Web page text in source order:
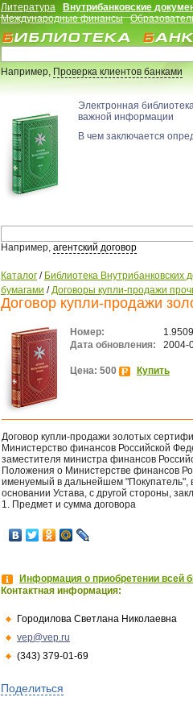
Литература Внутрибанковские
Международные финансы
Например,Проверка клиентов банками
Электронная
важной информации
В чем заключается
Например, агентский договор
Каталог / Библиотека Внутрибанковских
бумагами /Договоры купли-продажи
Договор купли-продажи
Номер:
1.9509
Дата обновления:
2004-
Цена: 500 Купить
Договор купли-продажи золотых
Министерство финансов Российской
заместителя министра финансов
Положения о Министерстве финансов
именуемый в дальнейшем "Покупатель",
основании Устава, с другой стороны,
1. Предмет и сумма договора
Информация о приобретении всей
Контактная информация:
Городилова Светлана Николаевна
vep@vep.ru
(343) 379-01-69
Поделиться